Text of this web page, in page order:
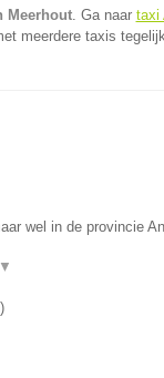
Meerhout. Ga naar taxi
meerdere taxis
wel in de provincie
▼
)